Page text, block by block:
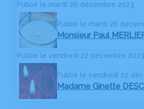
Publié le mardi 26 décembre 2023
Publié le mardi 26
Monsieur Paul
Publié le vendredi 22 décembre 2023
Publié le vendredi 22
Madame Ginette